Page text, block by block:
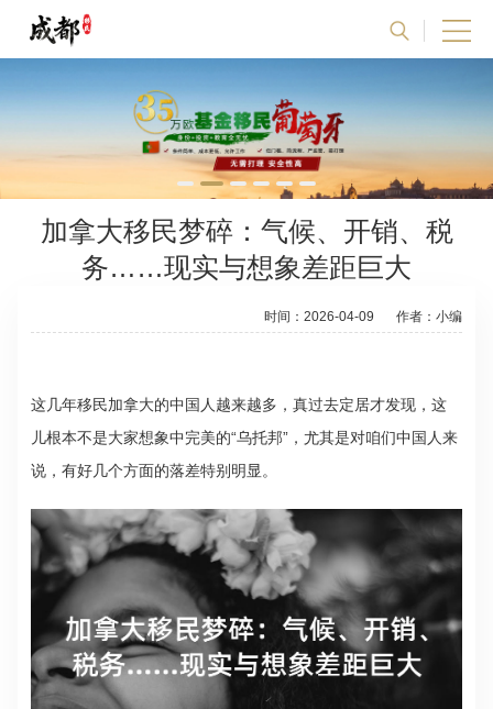
加拿大移民梦碎：气候、开销、税
务……现实与想象差距巨大
时间：2026-04-09 作者：小编
这几年移民加拿大的中国人越来越多，真过去定居才发现，这
儿根本不是大家想象中完美的“乌托邦”，尤其是对咱们中国人来
说，有好几个方面的落差特别明显。